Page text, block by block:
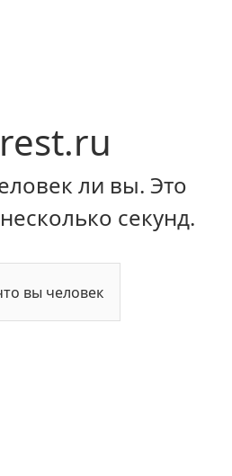
ли вы. Это
секунд.
вы человек